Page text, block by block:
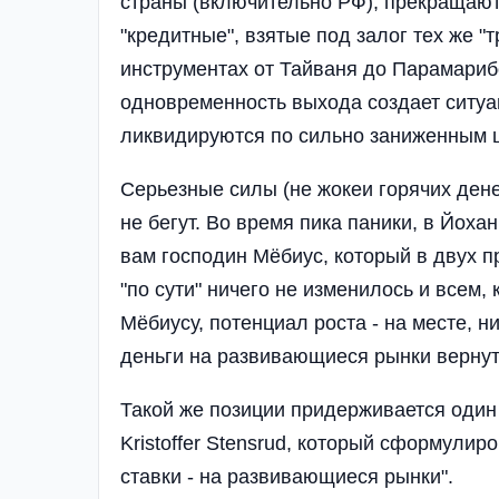
"кредитные", взятые под залог тех же
инструментах от Тайваня до
одновременность выхода создает
ликвидируются по сильно заниженным
Серьезные силы (не жокеи горячих
не бегут. Во время пика паники, в
вам господин Мёбиус, который в двух
"по сути" ничего не изменилось и всем,
Мёбиусу, потенциал роста - на месте,
деньги на развивающиеся рынки
Такой же позиции придерживается
Kristoffer Stensrud, который
ставки - на развивающиеся рынки".